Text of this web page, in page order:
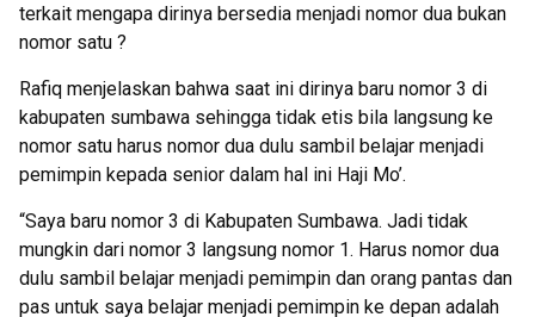
terkait mengapa dirinya bersedia menjadi nomor dua bukan
nomor satu ?
Rafiq menjelaskan bahwa saat ini dirinya baru nomor 3 di
kabupaten sumbawa sehingga tidak etis bila langsung ke
nomor satu harus nomor dua dulu sambil belajar menjadi
pemimpin kepada senior dalam hal ini Haji Mo’.
“Saya baru nomor 3 di Kabupaten Sumbawa. Jadi tidak
mungkin dari nomor 3 langsung nomor 1. Harus nomor dua
dulu sambil belajar menjadi pemimpin dan orang pantas dan
pas untuk saya belajar menjadi pemimpin ke depan adalah